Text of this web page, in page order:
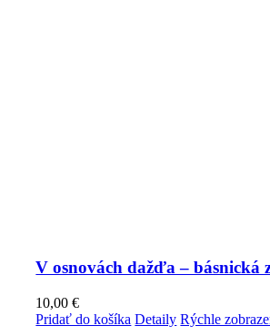
V osnovách dažďa – básnická
10,00€
Pridať do košíka Detaily Rýchle